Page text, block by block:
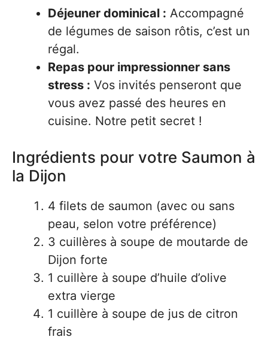
Déjeuner dominical : Accompagné
de légumes de saison rôtis, c’est un
régal.
Repas pour impressionner sans
stress : Vos invités penseront que
vous avez passé des heures en
cuisine. Notre petit secret !
Ingrédients pour votre Saumon à
la Dijon
4 filets de saumon (avec ou sans
peau, selon votre préférence)
3 cuillères à soupe de moutarde de
Dijon forte
1 cuillère à soupe d’huile d’olive
extra vierge
1 cuillère à soupe de jus de citron
frais